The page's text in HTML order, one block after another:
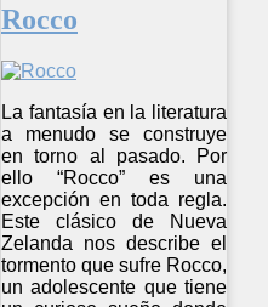
Rocco
La fantasía en la literatura
a menudo se construye
en torno al pasado. Por
ello “Rocco” es una
excepción en toda regla.
Este clásico de Nueva
Zelanda nos describe el
tormento que sufre Rocco,
un adolescente que tiene